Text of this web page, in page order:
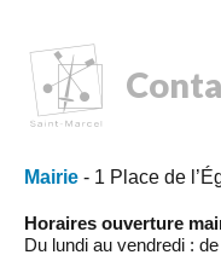
Mairie - 1 Place de
Horaires ouverture
Du lundi au vendredi :